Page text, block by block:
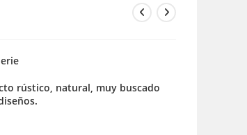
rústico, natural, muy buscado